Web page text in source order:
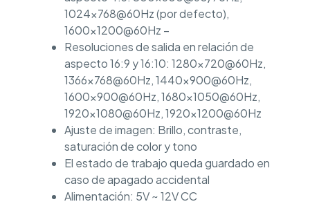
1024×768@60Hz (por defecto),
1600×1200@60Hz –
Resoluciones de salida en relación de
aspecto 16:9 y 16:10: 1280×720@60Hz,
1366×768@60Hz, 1440×900@60Hz,
1600×900@60Hz, 1680×1050@60Hz,
1920×1080@60Hz, 1920×1200@60Hz
Ajuste de imagen: Brillo, contraste,
saturación de color y tono
El estado de trabajo queda guardado en
caso de apagado accidental
Alimentación: 5V ~ 12V CC